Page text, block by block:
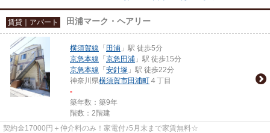
賃貸｜アパート 田浦マーク・ヘアリー
横須賀線 「 田浦 」駅 徒歩5分
京急本線 「 京急田浦 」駅 徒歩15分
京急本線 「 安針塚 」駅 徒歩22分
神奈川県横須賀市田浦町 ４丁目
-
築年数：築9年
階数：2階建
契約金17000円＋仲介料のみ！家電付♪5月末まで家賃無料☆